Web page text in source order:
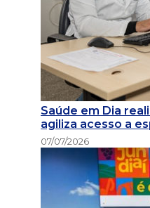
Saúde em Dia
agiliza acesso a
07/07/2026